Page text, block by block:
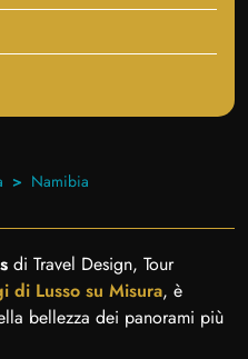
Namibia
di Travel Design, Tour
di Lusso su Misura, è
bellezza dei panorami più